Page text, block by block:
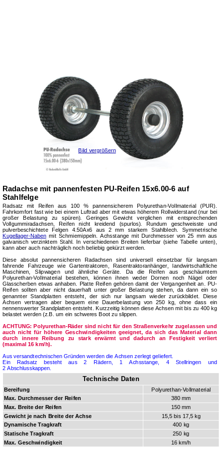
Bild vergrößern
Radachse mit pannenfesten PU-Reifen 15x6.00-6 auf
Stahlfelge
Radsatz mit Reifen aus 100 % pannensicherem Polyurethan-Vollmaterial (PUR).
Fahrkomfort fast wie bei einem Luftrad aber mit etwas höherem Rollwiderstand (nur bei
großer Belastung zu spüren). Geringes Gewicht verglichen mit entsprechenden
Vollgummiradachsen, Reifen nicht kreidend (spurlos). Rundum geschweisste und
pulverbeschichtete Felgen 4.50Ax6 aus 2 mm starkem Stahlblech. Symmetrische
Kugellager-Nabenmit Schmiernippeln. Achsstange mit Durchmesser von 25 mm aus
galvanisch verzinktem Stahl. In verschiedenen Breiten lieferbar (siehe Tabelle unten),
kann aber auch nachträglich noch beliebig gekürzt werden.
Diese absolut pannensicheren Radachsen sind universell einsetzbar für langsam
fahrende Fahrzeuge wie Gartentraktoren, Rasentraktoranhänger, landwirtschaftliche
Maschinen, Slipwagen und ähnliche Geräte. Da die Reifen aus geschäumtem
Polyurethan-Vollmaterial bestehen, können ihnen weder Dornen noch Nägel oder
Glasscherben etwas anhaben. Platte Reifen gehören damit der Vergangenheit an. PU-
Reifen sollten aber nicht dauerhaft unter großer Belastung stehen, da dann ein so
genannter Standplatten entsteht, der sich nur langsam wieder zurückbildet. Diese
Achsen vertragen aber bequem eine Dauerbelastung von 250 kg, ohne dass ein
nennenswerter Standplatten entsteht. Kurzzeitig können diese Achsen mit bis zu 400 kg
belastet werden (z.B. um ein schweres Boot zu slippen.
ACHTUNG: Polyurethan-Räder sind nicht für den Straßenverkehr zugelassen und
auch nicht für höhere Geschwindigkeiten geeignet, da sich das Material dann
durch innere Reibung zu stark erwärmt und dadurch an Festigkeit verliert
(maximal 16 km/h).
Aus versandtechnischen Gründen werden die Achsen zerlegt geliefert.
Ein Radsatz besteht aus 2 Rädern, 1 Achsstange, 4 Stellringen und
2 Abschlusskappen.
Technische Daten
Bereifung
Polyurethan-Vollmaterial
Max. Durchmesser der Reifen
380 mm
Max. Breite der Reifen
150 mm
Gewicht je nach Breite der Achse
15,5 bis 17,5 kg
Dynamische Tragkraft
400 kg
Statische Tragkraft
250 kg
Max. Ge­schwin­dig­keit
16 km/h